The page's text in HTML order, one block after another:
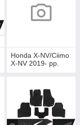
Honda X-NV/Ciimo
X-NV 2019- рр.